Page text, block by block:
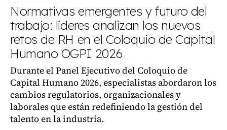
Normativas emergentes y futuro del
trabajo: líderes analizan los nuevos
retos de RH en el Coloquio de Capital
Humano OGPI 2026
Durante el Panel Ejecutivo del Coloquio de
Capital Humano 2026, especialistas abordaron los
cambios regulatorios, organizacionales y
laborales que están redefiniendo la gestión del
talento en la industria.